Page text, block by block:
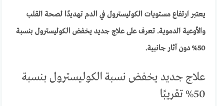
يعتبر ارتفاع مستويات الكوليسترول في الدم تهديدًا لصحة القلب
والأوعية الدموية. تعرف على علاج جديد يخفض الكوليسترول بنسبة
50% دون آثار جانبية.
علاج جديد يخفض نسبة الكوليسترول بنسبة
50% تقريبًا